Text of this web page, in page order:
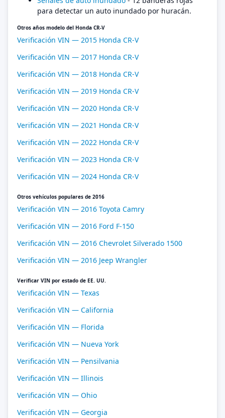
para detectar un auto inundado por huracán.
Otros años modelo del Honda CR-V
Verificación VIN — 2015 Honda CR-V
Verificación VIN — 2017 Honda CR-V
Verificación VIN — 2018 Honda CR-V
Verificación VIN — 2019 Honda CR-V
Verificación VIN — 2020 Honda CR-V
Verificación VIN — 2021 Honda CR-V
Verificación VIN — 2022 Honda CR-V
Verificación VIN — 2023 Honda CR-V
Verificación VIN — 2024 Honda CR-V
Otros vehículos populares de 2016
Verificación VIN — 2016 Toyota Camry
Verificación VIN — 2016 Ford F-150
Verificación VIN — 2016 Chevrolet Silverado 1500
Verificación VIN — 2016 Jeep Wrangler
Verificar VIN por estado de EE. UU.
Verificación VIN — Texas
Verificación VIN — California
Verificación VIN — Florida
Verificación VIN — Nueva York
Verificación VIN — Pensilvania
Verificación VIN — Illinois
Verificación VIN — Ohio
Verificación VIN — Georgia